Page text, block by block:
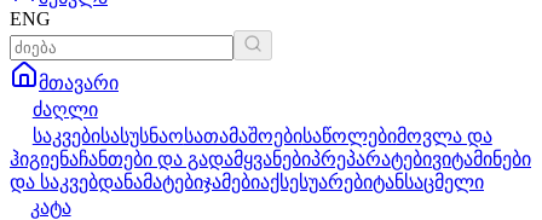
ENG
მთავარი
ძაღლი
საკვებისასუსნაოსათამაშოებისაწოლებიმოვლა და
ჰიგიენაჩანთები და გადამყვანებიპრეპარატებივიტამინები
და საკვებდანამატებიჯამებიაქსესუარებიტანსაცმელი
კატა